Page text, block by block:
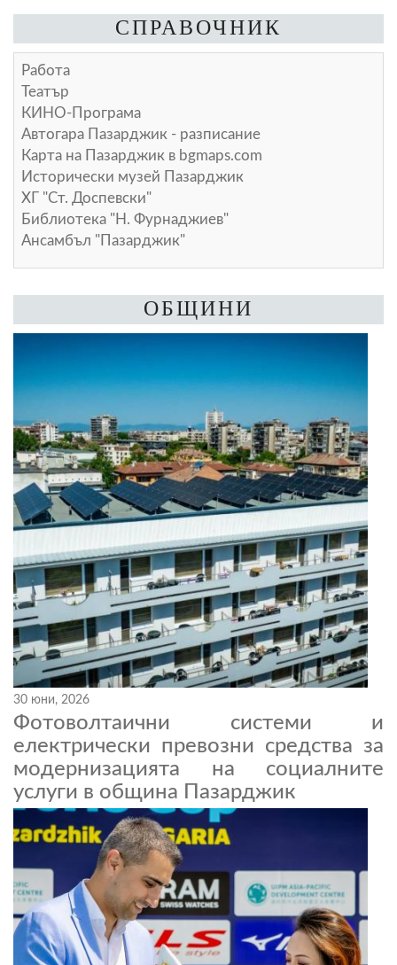
СПРАВОЧНИК
Работа
Театър
КИНО-Програма
Автогара Пазарджик - разписание
Карта на Пазарджик в bgmaps.com
Исторически музей Пазарджик
ХГ "Ст. Доспевски"
Библиотека "Н. Фурнаджиев"
Ансамбъл "Пазарджик"
ОБЩИНИ
30 юни, 2026
Фотоволтаични системи и
електрически превозни средства за
модернизацията на социалните
услуги в община Пазарджик